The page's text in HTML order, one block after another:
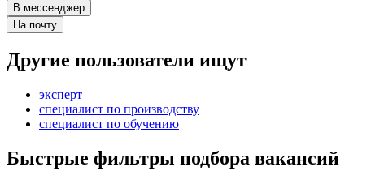
В мессенджер
На почту
Другие пользователи ищут
эксперт
специалист по производству
специалист по обучению
Быстрые фильтры подбора вакансий